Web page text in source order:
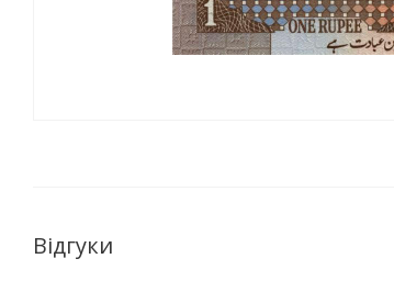
Відгуки